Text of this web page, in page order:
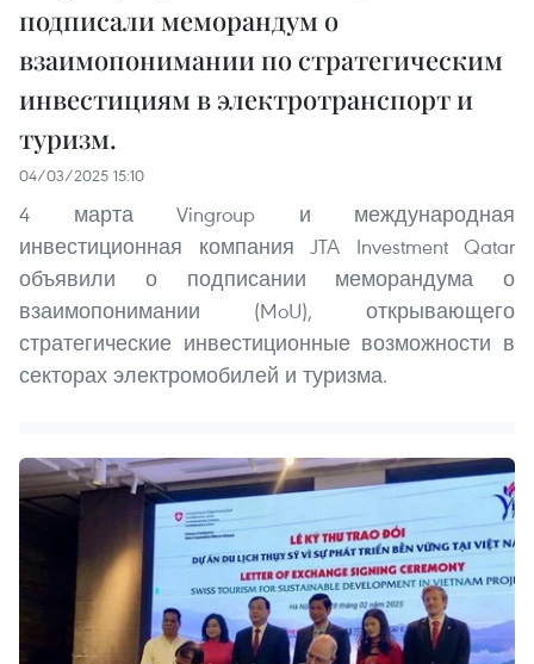
подписали меморандум о
взаимопонимании по стратегическим
инвестициям в электротранспорт и
туризм.
04/03/2025 15:10
4 марта Vingroup и международная
инвестиционная компания JTA Investment Qatar
объявили о подписании меморандума о
взаимопонимании (MoU), открывающего
стратегические инвестиционные возможности в
секторах электромобилей и туризма.